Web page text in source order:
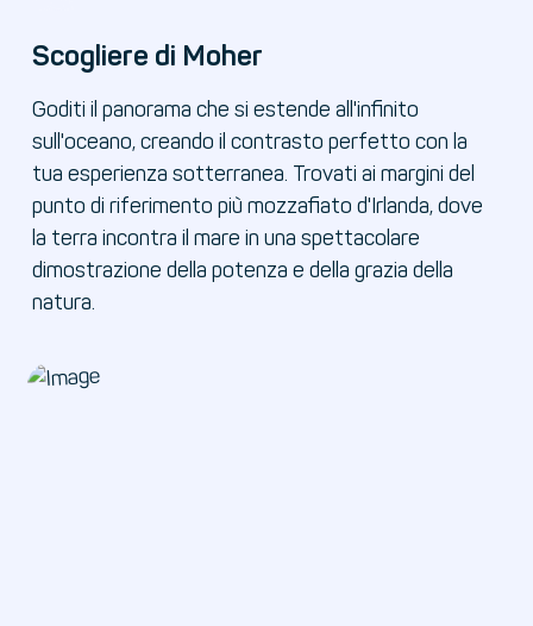
Scogliere di Moher
Goditi il panorama che si estende all'infinito
sull'oceano, creando il contrasto perfetto con la
tua esperienza sotterranea. Trovati ai margini del
punto di riferimento più mozzafiato d'Irlanda, dove
la terra incontra il mare in una spettacolare
dimostrazione della potenza e della grazia della
natura.